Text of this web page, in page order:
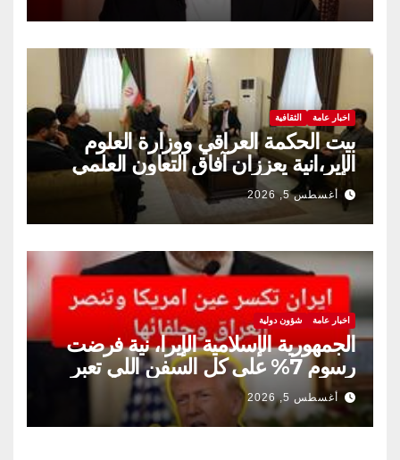
اخبار عامة الثقافية
بيت الحكمة العراقي ووزارة العلوم
الإير،انية يعززان آفاق التعاون العلمي
والثقافي.
أغسطس 5, 2026
اخبار عامة شؤون دولية
الجمهورية الإسلامية الإيرا، نية فرضت
رسوم 7% على كل السفن اللي تعبر
مضيق هرمز
أغسطس 5, 2026